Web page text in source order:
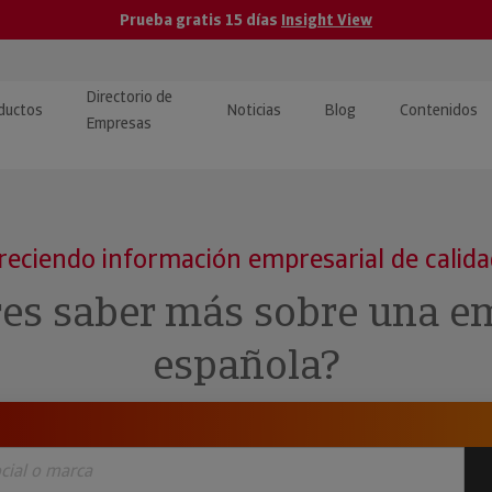
Prueba gratis 15 días Insight View
y ERP
· Recuperación de
Directorio de
Empresas
Noticias Blog Contenidos
Pública
Investigada
información empresarial de
saber más sobre una
española?